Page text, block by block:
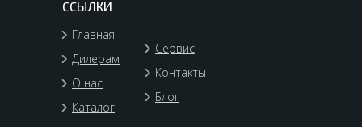
Главная
Дилерам
О нас
Блог
Контакты
Сервис
Каталог
ССЫЛКИ